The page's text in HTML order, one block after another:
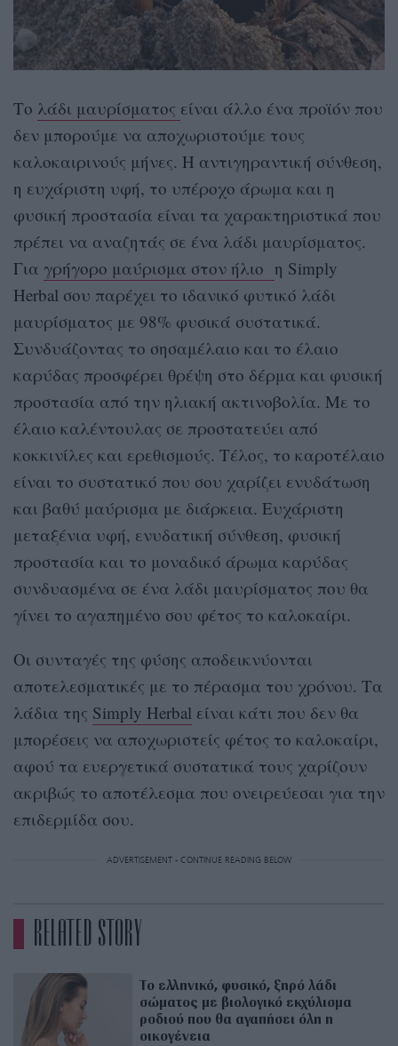
Το λάδι μαυρίσματος είναι άλλο ένα προϊόν που
δεν μπορούμε να αποχωριστούμε τους
καλοκαιρινούς μήνες. Η αντιγηραντική σύνθεση,
η ευχάριστη υφή, το υπέροχο άρωμα και η
φυσική προστασία είναι τα χαρακτηριστικά που
πρέπει να αναζητάς σε ένα λάδι μαυρίσματος.
Για γρήγορο μαύρισμα στον ήλιο η Simply
Herbal σου παρέχει το ιδανικό φυτικό λάδι
μαυρίσματος με 98% φυσικά συστατικά.
Συνδυάζοντας το σησαμέλαιο και το έλαιο
καρύδας προσφέρει θρέψη στο δέρμα και φυσική
προστασία από την ηλιακή ακτινοβολία. Με το
έλαιο καλέντουλας σε προστατεύει από
κοκκινίλες και ερεθισμούς. Τέλος, το καροτέλαιο
είναι το συστατικό που σου χαρίζει ενυδάτωση
και βαθύ μαύρισμα με διάρκεια. Ευχάριστη
μεταξένια υφή, ενυδατική σύνθεση, φυσική
προστασία και το μοναδικό άρωμα καρύδας
συνδυασμένα σε ένα λάδι μαυρίσματος που θα
γίνει το αγαπημένο σου φέτος το καλοκαίρι.
Οι συνταγές της φύσης αποδεικνύονται
αποτελεσματικές με το πέρασμα του χρόνου. Τα
λάδια της Simply Herbal είναι κάτι που δεν θα
μπορέσεις να αποχωριστείς φέτος το καλοκαίρι,
αφού τα ευεργετικά συστατικά τους χαρίζουν
ακριβώς το αποτέλεσμα που ονειρεύεσαι για την
επιδερμίδα σου.
ADVERTISEMENT - CONTINUE READING BELOW
RELATED STORY
Το ελληνικό, φυσικό, ξηρό λάδι
σώματος με βιολογικό εκχύλισμα
ροδιού που θα αγαπήσει όλη η
οικογένεια